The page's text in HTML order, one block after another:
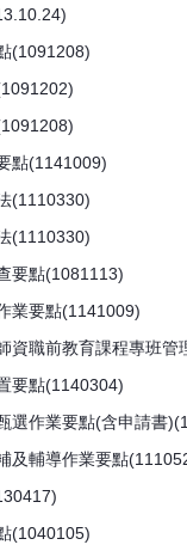
(1091208)
點(1141009)
(1110330)
(1110330)
要點(1081113)
業要點(1141009)
資職前教育課程專班管
要點(1140304)
選作業要點(含申請書
及輔導作業要點
(1040105)